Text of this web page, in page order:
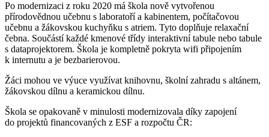
Po modernizaci z roku 2020 má škola nově vytvořenou
přírodovědnou učebnu s laboratoří a kabinentem, počítačovou
učebnu a žákovskou kuchyňku s atriem. Tyto doplňuje relaxační
čebna. Součástí každé kmenové třídy interaktivní tabule nebo tabule
s dataprojektorem. Škola je kompletně pokryta wifi připojením
k internutu a je bezbarierovou.
Žáci mohou ve výuce využívat knihovnu, školní zahradu s altánem,
žákovskou dílnu a keramickou dílnu.
Škola se opakovaně v minulosti modernizovala díky zapojení
do projektů financovaných z ESF a rozpočtu ČR: